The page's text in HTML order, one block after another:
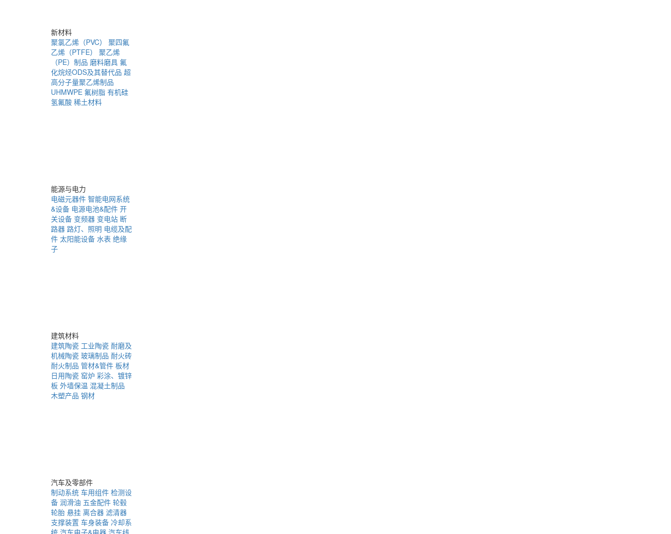
新材料
聚氯乙烯（PVC）
聚四氟
乙烯（PTFE）
聚乙烯
（PE）制品 磨料磨具 氟
化烷烃ODS及其替代品 超
高分子量聚乙烯制品
UHMWPE 氟树脂 有机硅
氢氟酸 稀土材料
能源与电力
电磁元器件 智能电网系统
&设备 电源电池&配件 开
关设备 变频器 变电站 断
路器 路灯、照明 电缆及配
件 太阳能设备 水表 绝缘
子
建筑材料
建筑陶瓷 工业陶瓷 耐磨及
机械陶瓷 玻璃制品 耐火砖
耐火制品 管材&管件 板材
日用陶瓷 窑炉 彩涂、镀锌
板 外墙保温 混凝土制品
木塑产品 钢材
汽车及零部件
制动系统 车用组件 检测设
备 润滑油 五金配件 轮毂
轮胎 悬挂 离合器 滤清器
支撑装置 车身装备 冷却系